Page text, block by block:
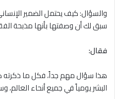
والسؤال: كيف يحتمل الضمير
سبق لك أن وصفتها بأنها مذبحة
فقال:
هذا سؤال مهم جداً، فكل ما ذكرته
البشر يومياً في جميع أنحاء